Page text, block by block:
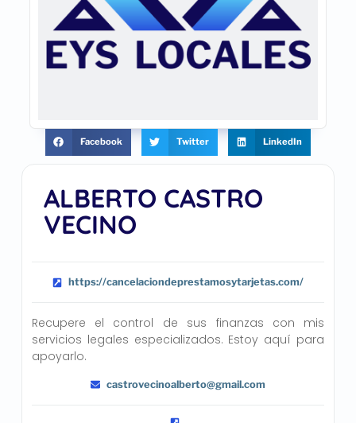
ALBERTO CASTRO
VECINO
https://cancelaciondeprestamosytarjetas.com/
Recupere el control de sus finanzas con mis
servicios legales especializados. Estoy aquí para
apoyarlo.
castrovecinoalberto@gmail.com
Facebook Twitter LinkedIn